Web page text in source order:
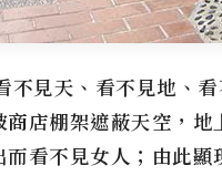
不見天、看不見地、
店棚架遮蔽天空，
看不見女人；由此顯